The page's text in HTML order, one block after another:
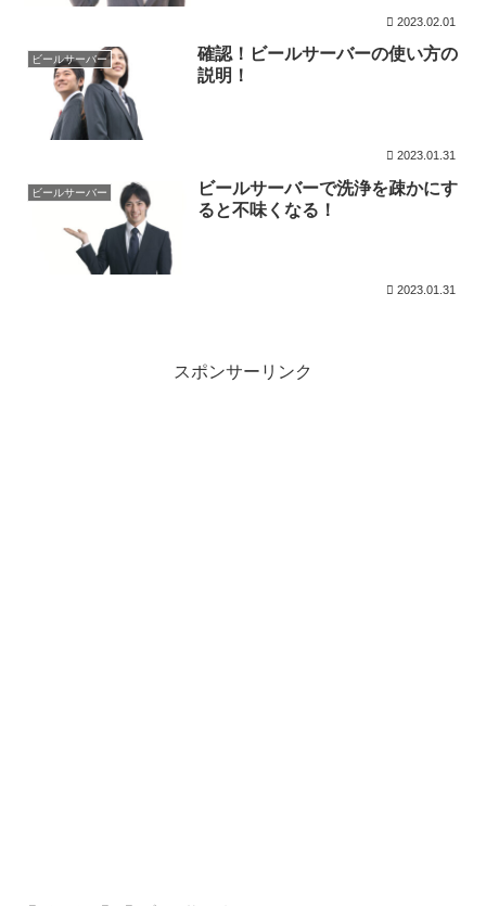
2023.02.01
ビールサーバー
確認！ビールサーバーの使い方の
説明！
2023.01.31
ビールサーバー
ビールサーバーで洗浄を疎かにす
ると不味くなる！
2023.01.31
スポンサーリンク